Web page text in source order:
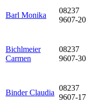
Barl Monika
08237
9607-20
Bichlmeier
Carmen
08237
9607-30
Binder Claudia
08237
9607-17